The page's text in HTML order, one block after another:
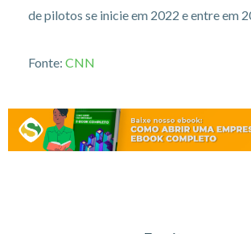
de pilotos se inicie em 2022 e entre em
Fonte: CNN